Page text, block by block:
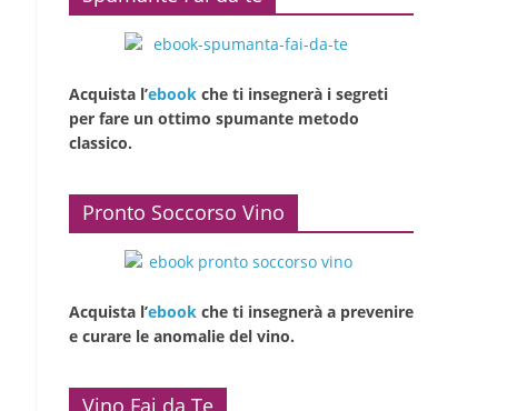
Acquista l’ebook che ti insegnerà i segreti
per fare un ottimo spumante metodo
classico.
Pronto Soccorso Vino
Acquista l’ebook che ti insegnerà a prevenire
e curare le anomalie del vino.
Vino Fai da Te